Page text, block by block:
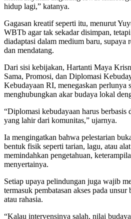
hidup lagi,” katanya.
Gagasan kreatif seperti itu, menurut
WBTb agar tak sekadar disimpan,
diadaptasi dalam medium baru, supaya
dan mendatang.
Dari sisi kebijakan, Hartanti Maya
Sama, Promosi, dan Diplomasi
Kebudayaan RI, menegaskan perlunya
menghubungkan akar budaya lokal
“Diplomasi kebudayaan harus berbasis
yang lahir dari komunitas,” ujarnya.
Ia mengingatkan bahwa pelestarian
bentuk fisik seperti tarian, lagu, atau
memindahkan pengetahuan,
menyertainya.
Setiap upaya pelindungan juga wajib
termasuk pembatasan akses pada
atau rahasia.
“Kalau intervensinya salah, nilai